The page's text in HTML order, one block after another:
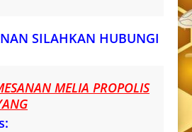
SILAHKAN HUBUNGI
MELIA PROPOLIS